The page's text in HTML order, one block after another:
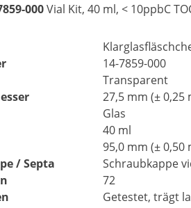
000Vial Kit, 40 ml, < 10ppbC
14-7859-000
Transparent
27,5 mm (±0,25
Glas
40 ml
95,0 mm (±0,50
/ Septa
Schraubkappe
72
Getestet, trägt